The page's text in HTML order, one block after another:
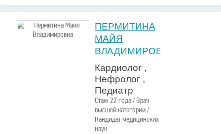
ПЕРМИТИНА
МАЙЯ
ВЛАДИМИРОВНА
Кардиолог ,
Нефролог ,
Педиатр
Стаж 22 года / Врач
высшей категории /
Кандидат медицинских
наук